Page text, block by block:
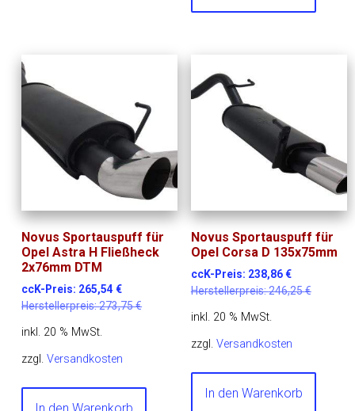
Novus Sportauspuff für
Opel Astra H Fließheck
2x76mm DTM
ccK-Preis: 265,54€
Herstellerpreis:273,75€
inkl. 20 % MwSt.
zzgl.Versandkosten
Novus Sportauspuff für
Opel Corsa D 135x75mm
ccK-Preis: 238,86€
Herstellerpreis:246,25€
inkl. 20 % MwSt.
zzgl. Versandkosten
In den Warenkorb